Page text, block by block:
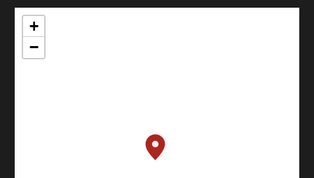
+
−